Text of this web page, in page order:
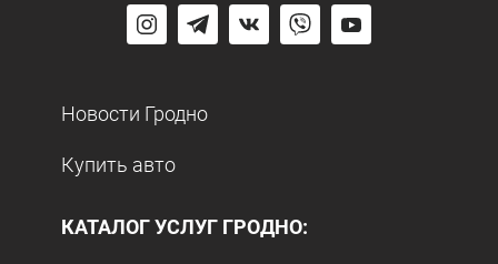
Новости Гродно
Купить авто
КАТАЛОГ УСЛУГ ГРОДНО: